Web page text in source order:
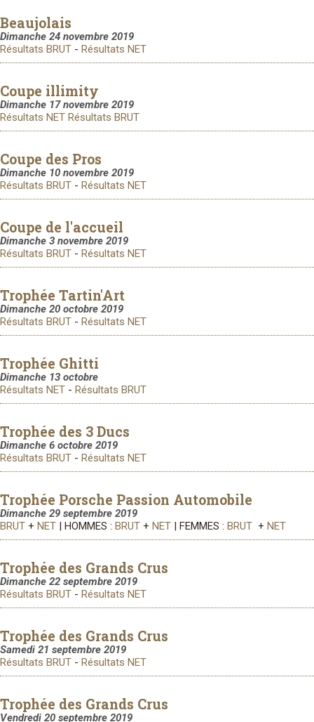
Beaujolais
Dimanche 24 novembre 2019
Résultats BRUT - Résultats NET
Coupe illimity
Dimanche 17 novembre 2019
Résultats NET Résultats BRUT
Coupe des Pros
Dimanche 10 novembre 2019
Résultats BRUT - Résultats NET
Coupe de l'accueil
Dimanche 3 novembre 2019
Résultats BRUT - Résultats NET
Trophée Tartin'Art
Dimanche 20 octobre 2019
Résultats BRUT - Résultats NET
Trophée Ghitti
Dimanche 13 octobre
Résultats NET - Résultats BRUT
Trophée des 3 Ducs
Dimanche 6 octobre 2019
Résultats BRUT - Résultats NET
Trophée Porsche Passion Automobile
Dimanche 29 septembre 2019
BRUT + NET | HOMMES : BRUT + NET | FEMMES : BRUT + NET
Trophée des Grands Crus
Dimanche 22 septembre 2019
Résultats BRUT - Résultats NET
Trophée des Grands Crus
Samedi 21 septembre 2019
Résultats BRUT - Résultats NET
Trophée des Grands Crus
Vendredi 20 septembre 2019